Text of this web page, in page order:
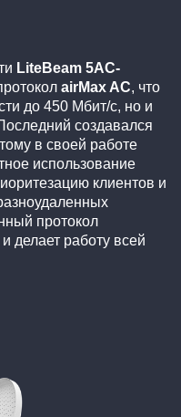
LiteBeam 5AC-
airMax AC, что
до 450 Мбит/с, но и
создавался
в своей работе
использование
клиентов и
протокол
делает работу всей